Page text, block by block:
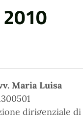
2010
Maria Luisa
dirigenziale